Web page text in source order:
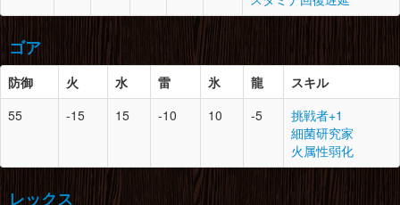
脚
10 1
さびた破片×5
紅蓮石×2
マカライト鉱石×8
腕
雷狼竜の爪×3
雷狼竜の逆鱗×1
雷狼竜の帯電毛×2
超電雷光虫×2
腰
10 1
徹甲虫の甲殻×7
徹甲虫のはね×2
徹甲虫の角×2
マカライト鉱石×2
頭
11 2
黒蝕竜の触角×2
黒蝕竜の鱗×3
穢れた龍凛×3
徹甲虫の羽×3
胴
10 1
重甲虫の胸殻×4
重甲虫の円月尾×3
重甲虫の甲殻×2
重甲虫の胸殻×3
ゴア
防御 火 水 雷 氷 龍
スキル
55
-15 15 -10 10 -5
挑戦者+1
細菌研究家
火属性弱化
頭
11 2
轟竜の頭殻×1
轟竜の牙×4
轟竜の鱗×3
レックス